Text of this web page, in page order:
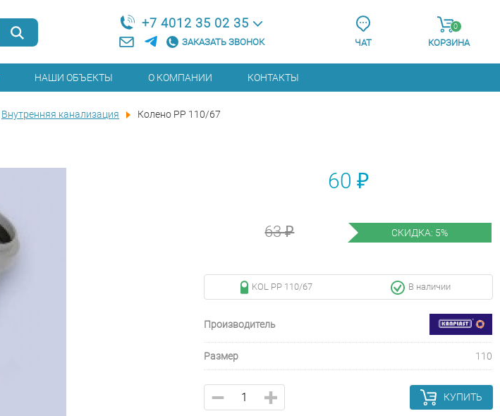
+7 4012 35 02 35
ЗАКАЗАТЬ ЗВОНОК ЧАТ
0
КОРЗИНА
НАШИ ОБЪЕКТЫ О КОМПАНИИ КОНТАКТЫ
Внутренняя канализация Колено PP 110/67
60 ₽
63 ₽ СКИДКА: 5%
KOL PP 110/67 В наличии
Производитель
Размер 110
КУПИТЬ